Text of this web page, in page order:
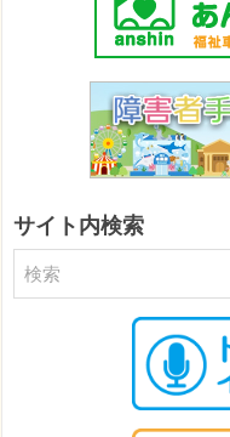
サイト内検索